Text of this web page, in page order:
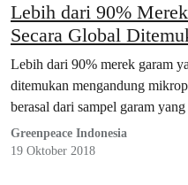
Lebih dari 90%
Secara Global
Mikroplastik
Lebih dari 90% merek garam
ditemukan mengandung
berasal dari sampel garam
Greenpeace Indonesia
19 Oktober 2018